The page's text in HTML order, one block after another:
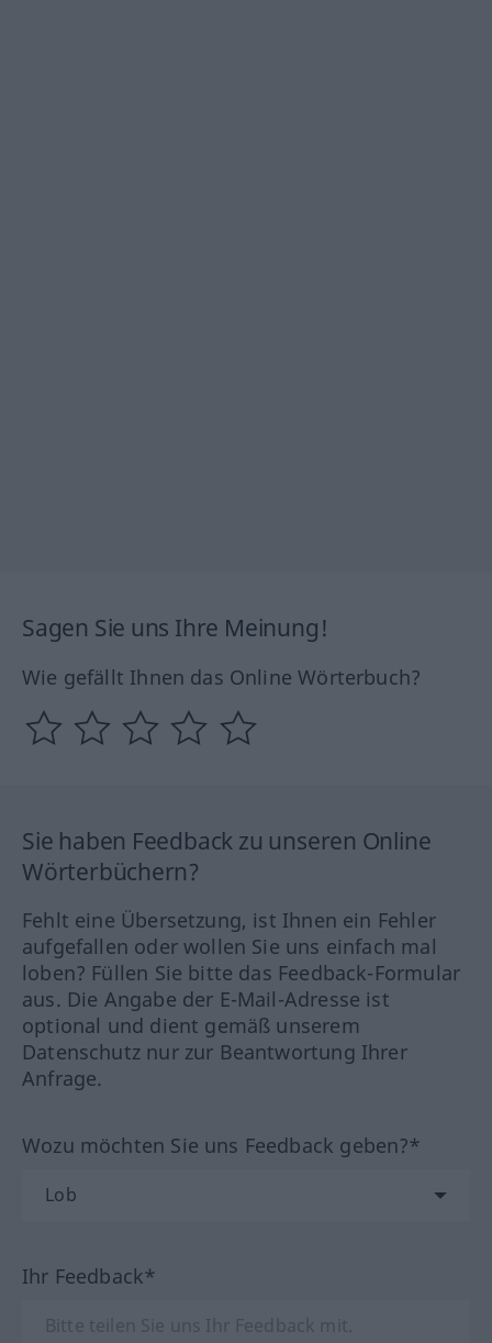
Sagen Sie uns Ihre Meinung!
Wie gefällt Ihnen das Online Wörterbuch?
Sie haben Feedback zu unseren Online
Wörterbüchern?
Fehlt eine Übersetzung, ist Ihnen ein Fehler
aufgefallen oder wollen Sie uns einfach mal
loben? Füllen Sie bitte das Feedback-Formular
aus. Die Angabe der E-Mail-Adresse ist
optional und dient gemäß unserem
Datenschutz nur zur Beantwortung Ihrer
Anfrage.
Wozu möchten Sie uns Feedback geben?*
Ihr Feedback*